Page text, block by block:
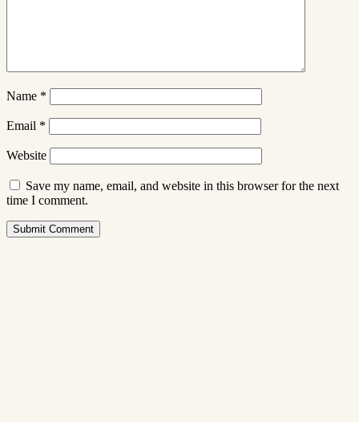
Name *
Email *
Website
Save my name, email, and website in this browser for the next
time I comment.
Submit Comment